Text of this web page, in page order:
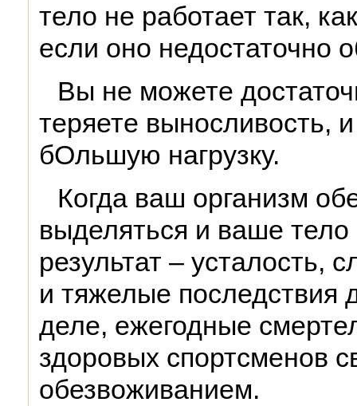
тело не работает так,
если оно недостаточно
Вы не можете
теряете выносливость,
бОльшую нагрузку.
Когда ваш организм
выделяться и ваше тело
результат – усталость,
и тяжелые последствия
деле, ежегодные
здоровых спортсменов
обезвоживанием.